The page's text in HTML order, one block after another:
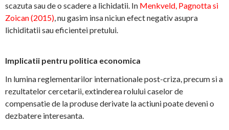
scazuta sau de o scadere a lichidatii. In Menkveld, Pagnotta si
Zoican (2015), nu gasim insa niciun efect negativ asupra
lichiditatii sau eficientei pretului.
Implicatii pentru politica economica
In lumina reglementarilor internationale post-criza, precum si a
rezultatelor cercetarii, extinderea rolului caselor de
compensatie de la produse derivate la actiuni poate deveni o
dezbatere interesanta.